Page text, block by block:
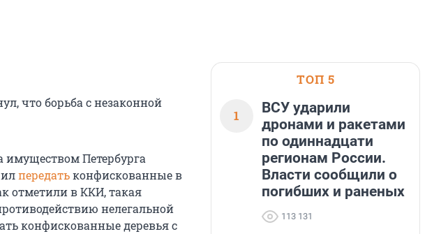
что борьба с незаконной
имуществом Петербурга
передатьконфискованные в
отметили в ККИ, такая
нелегальной
конфискованные деревья с
ТОП 5
1
ВСУ ударили
дронами и ракетами
по одиннадцати
регионам России.
Власти сообщили о
погибших и раненых
113 131